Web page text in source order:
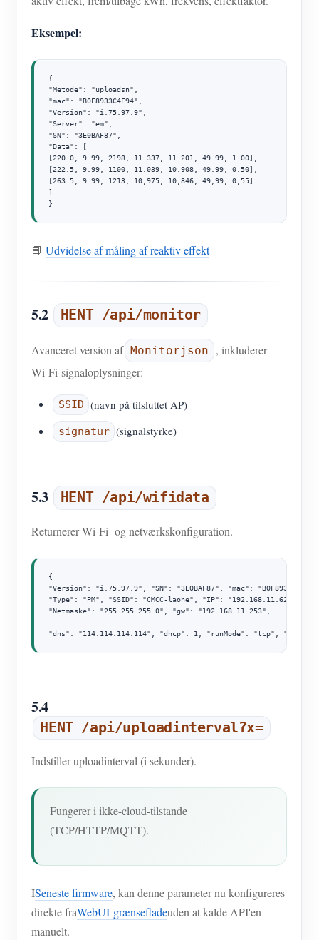
Eksempel:
{
"Metode": "uploadsn",
"mac": "B0F8933C4F94",
"Version": "i.75.97.9",
"Server": "em",
"SN": "3E0BAF87",
"Data": [
[220.0, 9.99, 2198, 11.337, 11.201, 49.99, 1.00],
[222.5, 9.99, 1100, 11.039, 10.908, 49.99, 0.50],
[263.5, 9.99, 1213, 10,975, 10,846, 49,99, 0,55]
]
}
📘 Udvidelse af måling af reaktiv effekt
5.2 HENT /api/monitor
Avanceret version af Monitorjson
, inkluderer
Wi-Fi-signaloplysninger:
SSID (navn på tilsluttet AP)
signatur (signalstyrke)
5.3 HENT /api/wifidata
Returnerer Wi-Fi- og netværkskonfiguration.
{
"Version": "i.75.97.9", "SN": "3E0BAF87", "mac":
"Type": "PM", "SSID": "CMCC-laohe", "IP": "192.168.11.62",
"Netmaske": "255.255.255.0", "gw": "192.168.11.253",
"dns": "114.114.114.114", "dhcp": 1, "runMode": "tcp",
5.4
HENT /api/uploadinterval?x=
Indstiller uploadinterval (i sekunder).
Fungerer i ikke-cloud-tilstande
(TCP/HTTP/MQTT).
ISeneste firmware, kan denne parameter nu konfigureres
direkte fraWebUI-grænsefladeuden at kalde API'en
manuelt.